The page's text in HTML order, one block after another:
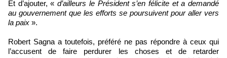
Et d’ajouter, «d’ailleurs le Président s’en félicite et a demandé
au gouvernement que les efforts se poursuivent pour aller vers
la paix ».
Robert Sagna a toutefois, préféré ne pas répondre à ceux qui
l’accusent de faire perdurer les choses et de retarder